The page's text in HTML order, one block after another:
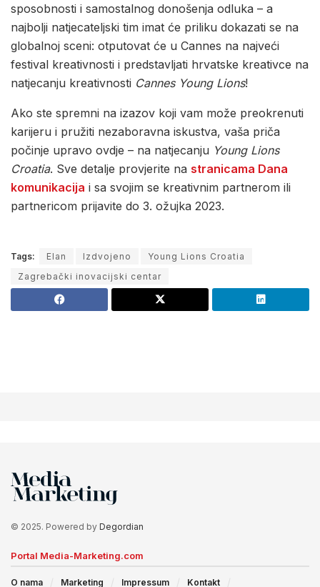
sposobnosti i samostalnog donošenja odluka – a
najbolji natjecateljski tim imat će priliku dokazati se na
globalnoj sceni: otputovat će u Cannes na najveći
festival kreativnosti i predstavljati hrvatske kreativce na
natjecanju kreativnosti Cannes Young Lions!
Ako ste spremni na izazov koji vam može preokrenuti
karijeru i pružiti nezaboravna iskustva, vaša priča
počinje upravo ovdje – na natjecanju Young Lions
Croatia. Sve detalje provjerite na stranicama Dana
komunikacija i sa svojim se kreativnim partnerom ili
partnericom prijavite do 3. ožujka 2023.
Tags: Elan Izdvojeno
Young Lions Croatia
Zagrebački inovacijski centar
© 2025. Powered by Degordian
Portal Media-Marketing.com
O nama Marketing Impressum Kontakt